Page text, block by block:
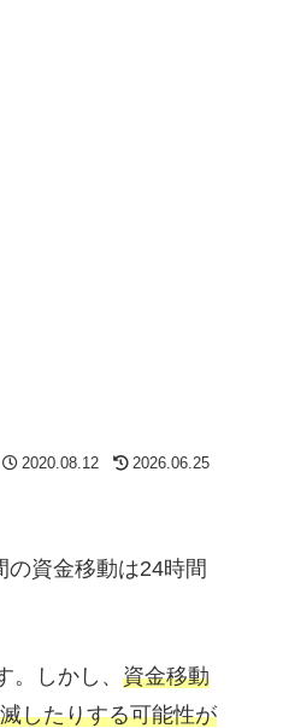
2020.08.12 2026.06.25
資金移動は24時間
しかし、 資金移動
したりする可能性が